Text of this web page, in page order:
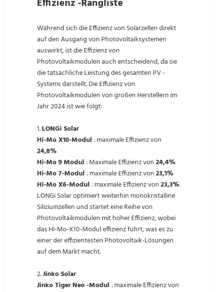
Effizienz -Rangliste
Während sich die Effizienz von Solarzellen direkt
auf den Ausgang von Photovoltaiksystemen
auswirkt, ist die Effizienz von
Photovoltaikmodulen auch entscheidend, da sie
die tatsächliche Leistung des gesamten PV -
Systems darstellt. Die Effizienz von
Photovoltaikmodulen von großen Herstellern im
Jahr 2024 ist wie folgt:
1.LONGi Solar
Hi-Mo X10-Modul : maximale Effizienz von
24,8%
Hi-Mo 9 Modul : Maximale Effizienz von24,4%
Hi-Mo 7-Modul : maximale Effizienz von23,1%
Hi-Mo X6-Modul : maximale Effizienz von23,3%
LONGi Solar optimiert weiterhin monokristalline
Siliziumzellen und startet eine Reihe von
Photovoltaikmodulen mit hoher Effizienz, wobei
das HI-Mo-X10-Modul effizienz führt, was es zu
einer der effizientesten Photovoltaik-Lösungen
auf dem Markt macht.
2.Jinko Solar
Jinko Tiger Neo -Modul : maximale Effizienz von